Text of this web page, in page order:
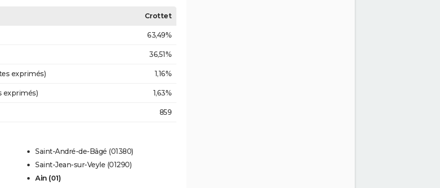
Crottet
63,49%
36,51%
exprimés) 1,16%
exprimés) 1,63%
859
Saint-André-de-Bâgé (01380)
Saint-Jean-sur-Veyle (01290)
Ain (01)